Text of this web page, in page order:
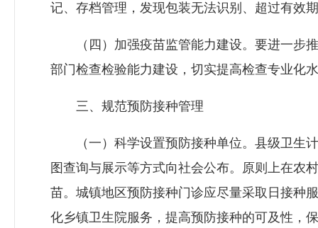
记、存档管理，发现包装无法识别、超过有效
（四）加强疫苗监管能力建设。要进一步推
部门检查检验能力建设，切实提高检查专业化
三、规范预防接种管理
（一）科学设置预防接种单位。县级卫生计
图查询与展示等方式向社会公布。原则上在农
苗。城镇地区预防接种门诊应尽量采取日接种
化乡镇卫生院服务，提高预防接种的可及性，